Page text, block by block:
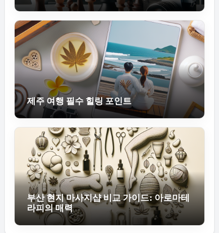
제주 여행 필수 힐링 포인트
부산 현지 마사지샵 비교 가이드: 아로마테
라피의 매력